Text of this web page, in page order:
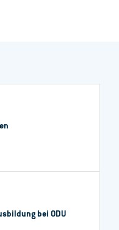
bei ODU